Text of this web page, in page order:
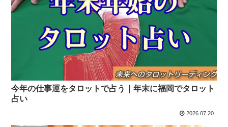
今年の仕事運をタロットで占う｜年末に福岡でタロット
占い
2026.07.20